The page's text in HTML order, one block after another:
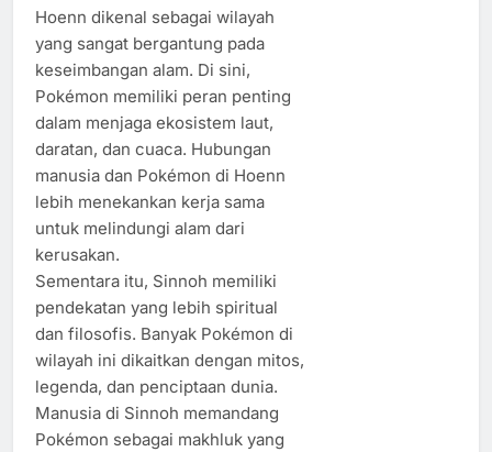
Hoenn dikenal sebagai wilayah
yang sangat bergantung pada
keseimbangan alam. Di sini,
Pokémon memiliki peran penting
dalam menjaga ekosistem laut,
daratan, dan cuaca. Hubungan
manusia dan Pokémon di Hoenn
lebih menekankan kerja sama
untuk melindungi alam dari
kerusakan.
Sementara itu, Sinnoh memiliki
pendekatan yang lebih spiritual
dan filosofis. Banyak Pokémon di
wilayah ini dikaitkan dengan mitos,
legenda, dan penciptaan dunia.
Manusia di Sinnoh memandang
Pokémon sebagai makhluk yang